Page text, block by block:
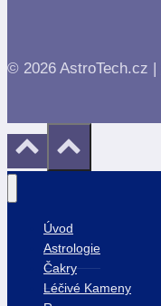
© 2026 AstroTech.cz |
Úvod
Astrologie
Čakry
Léčivé Kameny